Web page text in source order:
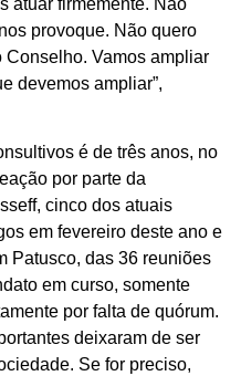
provoque. Não quero
Conselho. Vamos ampliar
devemos ampliar”,
é de três anos, no
por parte da
cinco dos atuais
em fevereiro deste ano e
Patusco, das 36 reuniões
em curso, somente
por falta de quórum.
deixaram de ser
Se for preciso,